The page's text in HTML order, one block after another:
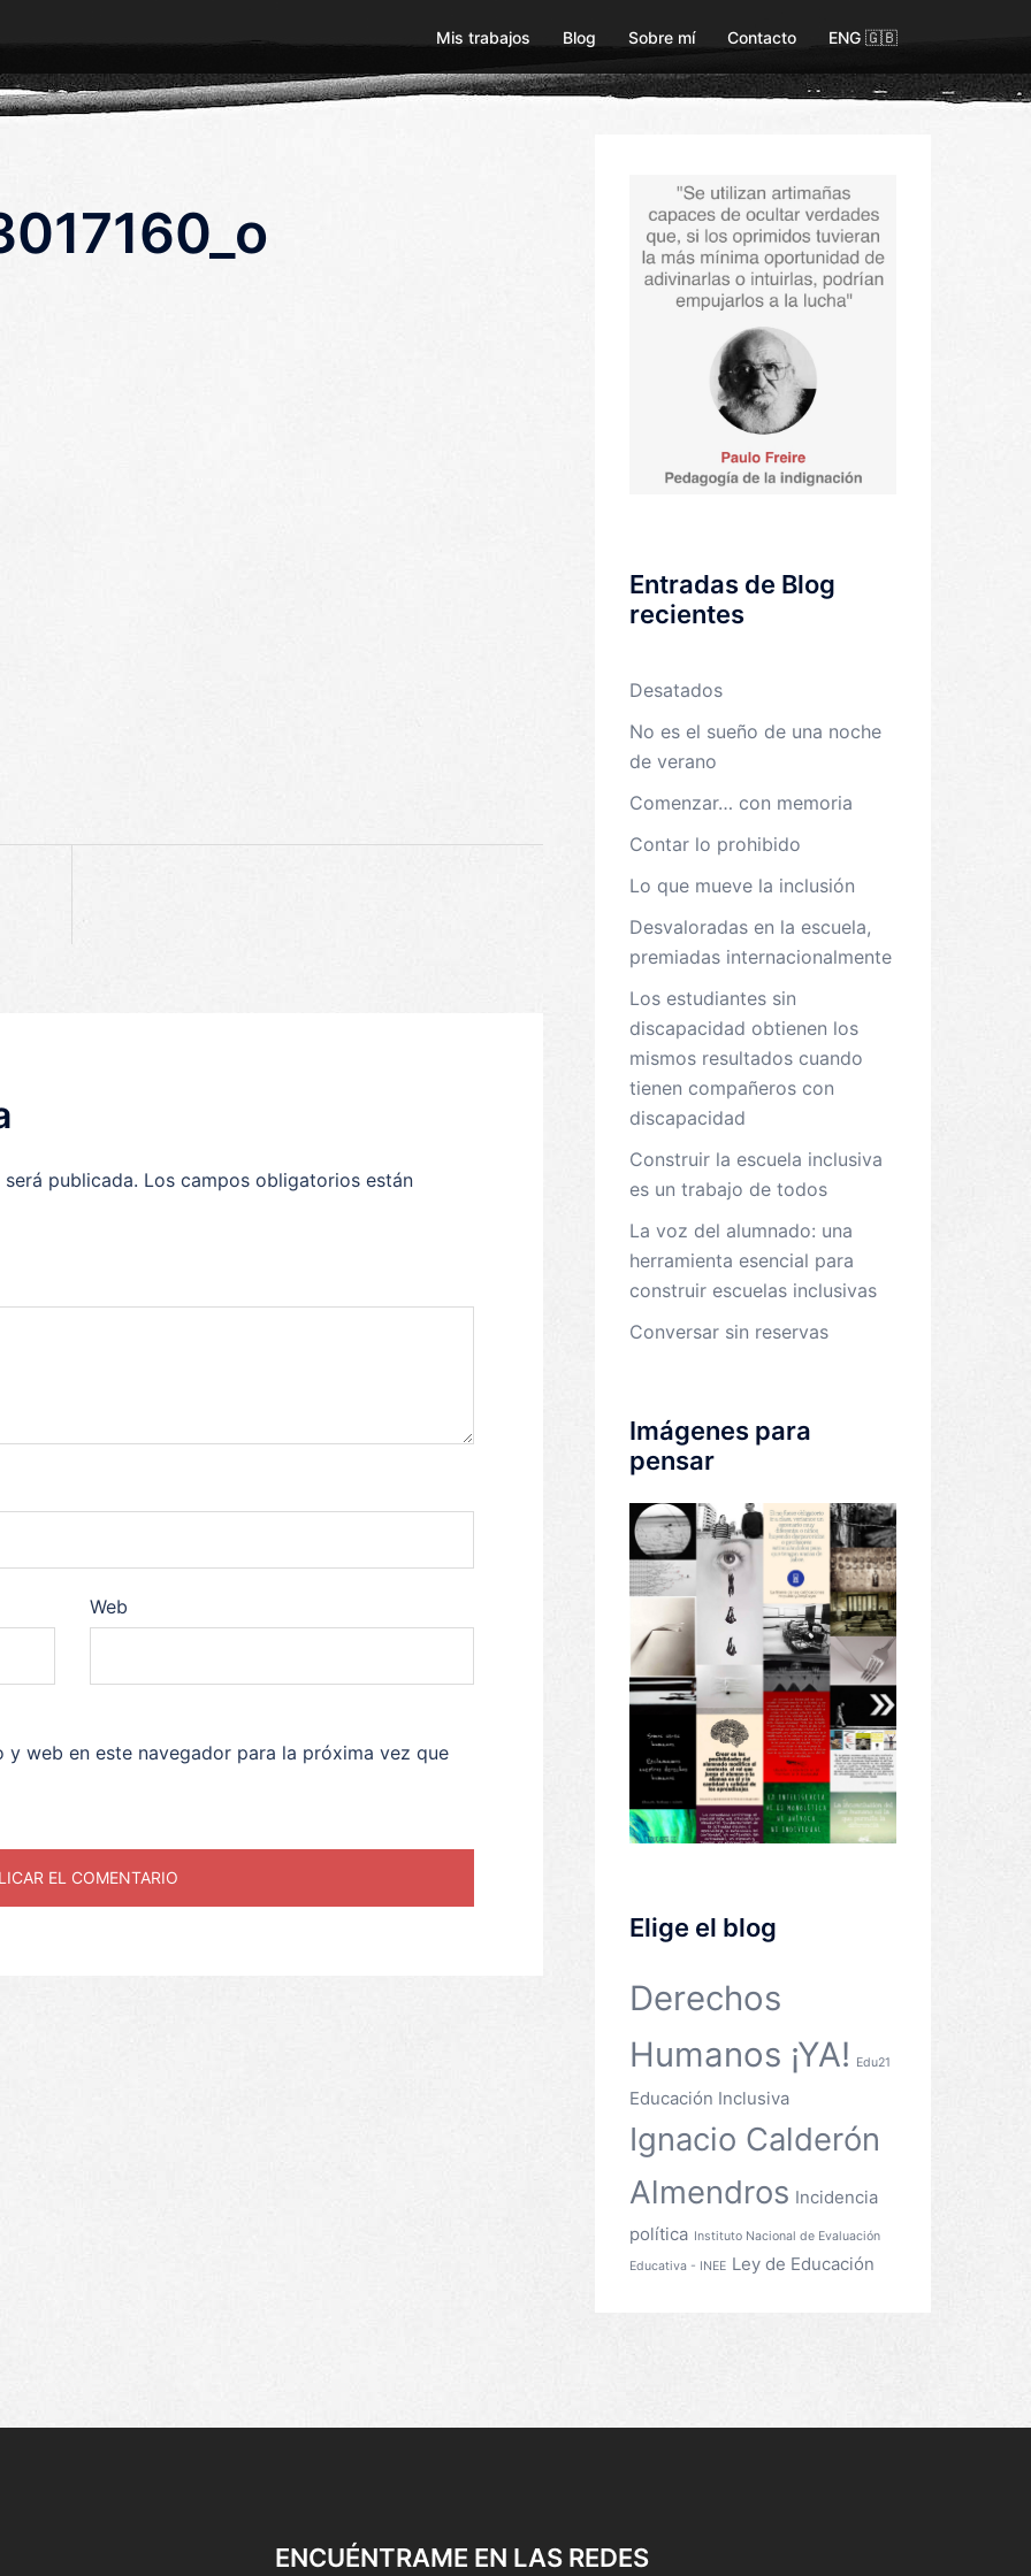
Mis trabajos Blog Sobre mí Contacto ENG 🇬🇧
publicada. Los campos obligatorios están
Web
web en este navegador para la próxima vez que
Entradas de Blog
recientes
Desatados
No es el sueño de una noche
de verano
Comenzar… con memoria
Contar lo prohibido
Lo que mueve la inclusión
Desvaloradas en la escuela,
premiadas internacionalmente
Los estudiantes sin
discapacidad obtienen los
mismos resultados cuando
tienen compañeros con
discapacidad
Construir la escuela inclusiva
es un trabajo de todos
La voz del alumnado: una
herramienta esencial para
construir escuelas inclusivas
Conversar sin reservas
Imágenes para
pensar
Elige el blog
Derechos
Humanos ¡YA!
Edu21
Educación Inclusiva
Ignacio Calderón
Almendros Incidencia
política Instituto Nacional de Evaluación
Educativa - INEE Ley de Educación
ENCUÉNTRAME EN LAS REDES